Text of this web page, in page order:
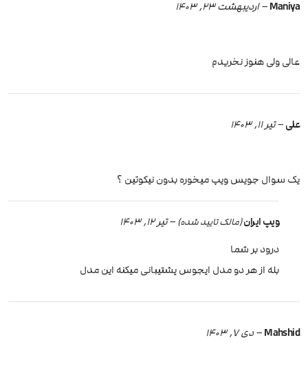
Maniya
– اردیبهشت 23, 1403
عالی ولی هنوز نخریدم
علی–تیر 11, 1403
یک سوال جویس ویپ میخوره بدون نیکوتین ؟
ویپ ایران(مالک تایید شده) – تیر 12, 1403
درود بر شما
بله از هر دو مدل ایجوس پشتیبانی میکنه این مدل
Mahshid
–دی 7, 1403